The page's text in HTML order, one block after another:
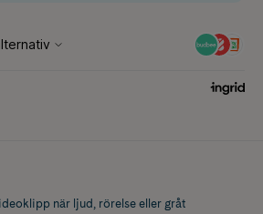
när ljud, rörelse eller gråt